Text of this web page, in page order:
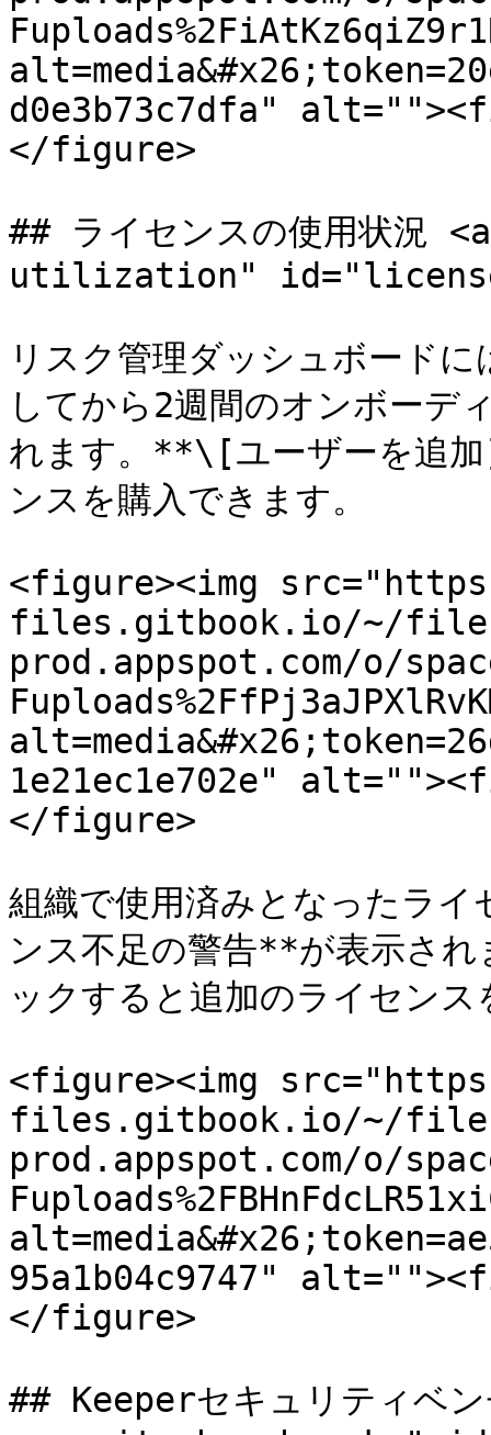
d0e3b73c7dfa"
</figure>
## ライセンスの使用状
utilization"
リスク管理ダッシュボード
してから2週間のオンボーデ
れます。**\[ユーザーを追
ンスを購入できます。
<figure><img
files.gitbook.io/~/
prod.appspot.com/o/
1e21ec1e702e"
</figure>
組織で使用済みとなったラ
ンス不足の警告**が表示さ
ックすると追加のライセン
<figure><img
files.gitbook.io/~/
prod.appspot.com/o/
95a1b04c9747"
</figure>
## Keeperセキュリティベ